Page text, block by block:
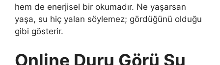
hem de enerjisel bir okumadır. Ne yaşarsan
yaşa, su hiç yalan söylemez; gördüğünü olduğu
gibi gösterir.
Online Duru Görü Su